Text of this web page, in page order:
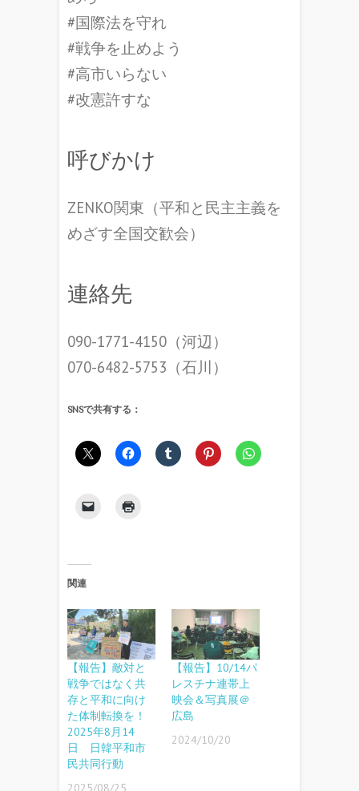
#国際法を守れ
#戦争を止めよう
#高市いらない
#改憲許すな
呼びかけ
ZENKO関東（平和と民主主義を
めざす全国交歓会）
連絡先
090-1771-4150（河辺）
070-6482-5753（石川）
SNSで共有する：
関連
【報告】敵対と
戦争ではなく共
存と平和に向け
た体制転換を！
2025年8月14
日 日韓平和市
民共同行動
2025/08/25
【報告】10/14パ
レスチナ連帯上
映会＆写真展＠
広島
2024/10/20